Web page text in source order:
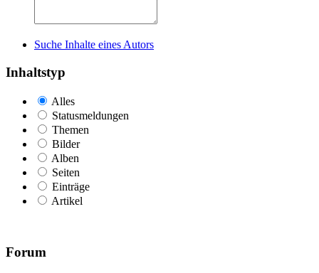
Suche Inhalte eines Autors
Inhaltstyp
Alles
Statusmeldungen
Themen
Bilder
Alben
Seiten
Einträge
Artikel
Forum